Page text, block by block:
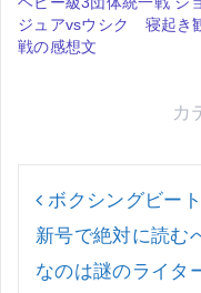
ジュアvsウシク 寝起き
戦の感想文
カ
稿
ナ
ビ
ゲ
ボクシングビー
新号で絶対に読む
なのは謎のライタ